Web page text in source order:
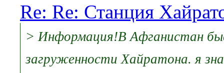
Re: Re: Станция
> Информация!В Афганистан
загруженности Хайратона. я